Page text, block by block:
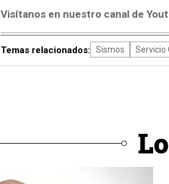
Visítanos en nuestro canal de
Temas relacionados: Sismos Servicio